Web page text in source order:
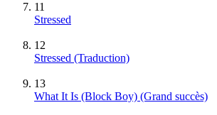
11
Stressed
12
Stressed (Traduction)
13
What It Is (Block Boy) (Grand succès)